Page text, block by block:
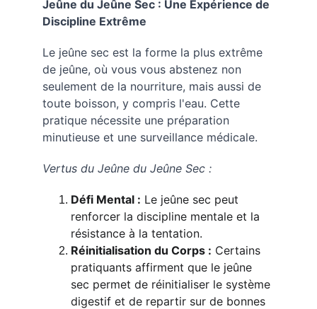
Jeûne du Jeûne Sec : Une Expérience de
Discipline Extrême
Le jeûne sec est la forme la plus extrême
de jeûne, où vous vous abstenez non
seulement de la nourriture, mais aussi de
toute boisson, y compris l'eau. Cette
pratique nécessite une préparation
minutieuse et une surveillance médicale.
Vertus du Jeûne du Jeûne Sec :
Défi Mental : Le jeûne sec peut
renforcer la discipline mentale et la
résistance à la tentation.
Réinitialisation du Corps : Certains
pratiquants affirment que le jeûne
sec permet de réinitialiser le système
digestif et de repartir sur de bonnes